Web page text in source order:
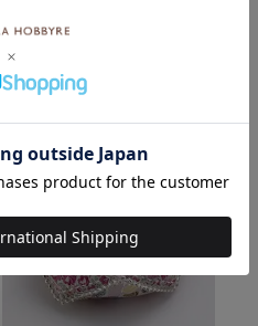
¥110税込
カートに入れる